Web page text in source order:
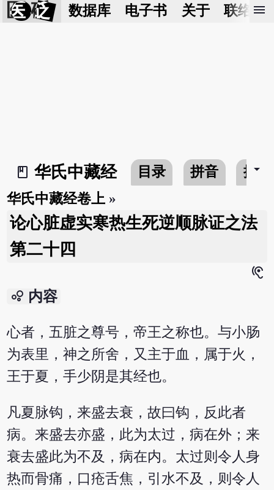
医 砭 数据库 电子书 关于 联络我
menu
book_2
华氏中藏经 目录 拼音 搜寻
arrow_drop_down
华氏中藏经卷上 »
论心脏虚实寒热生死逆顺脉证之法
第二十四
hearing
bubble_chart 内容
心者，五脏之尊号，帝王之称也。与小肠
为表里，神之所舍，又主于血，属于火，
王于夏，手少阴是其经也。
凡夏脉钩，来盛去衰，故曰钩，反此者
病。来盛去亦盛，此为太过，病在外；来
衰去盛此为不及，病在内。太过则令人身
热而骨痛，口疮舌焦，引水不及，则令人